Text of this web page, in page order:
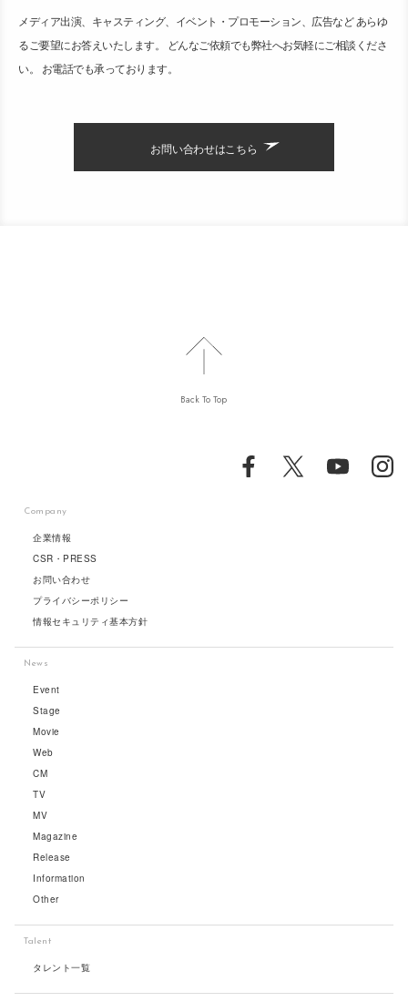
メディア出演、キャスティング、イベント・プロモーション、広告など あらゆ
るご要望にお答えいたします。 どんなご依頼でも弊社へお気軽にご相談くださ
い。 お電話でも承っております。
お問い合わせはこちら
Back To Top
Company
企業情報
CSR・PRESS
お問い合わせ
プライバシーポリシー
情報セキュリティ基本方針
News
Event
Stage
Movie
Web
CM
TV
MV
Magazine
Release
Information
Other
Talent
タレント一覧